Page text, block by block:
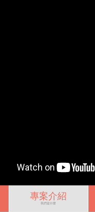
專案介紹
我們是什麼